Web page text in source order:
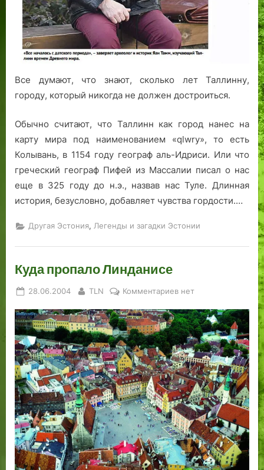
Все думают, что знают, сколько лет Таллинну,
городу, который никогда не должен достроиться.
Обычно считают, что Таллинн как город нанес на
карту мира под наименованием «qlwry», то есть
Колывань, в 1154 году географ аль-Идриси. Или что
греческий географ Пифей из Массалии писал о нас
еще в 325 году до н.э., назвав нас Туле. Длинная
история, безусловно, добавляет чувства гордости.…
Другая Эстония, Легенды и загадки Эстонии
Куда пропало Линданисе
Posted
28.06.2004 By
TLN Комментариевк
Куда
пропало
Линданисе
нет